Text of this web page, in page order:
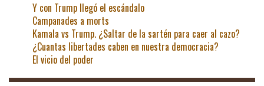
Y con Trump llegó el escándalo
Campanades a morts
Kamala vs Trump. ¿Saltar de la sartén para caer al cazo?
¿Cuantas libertades caben en nuestra democracia?
El vicio del poder